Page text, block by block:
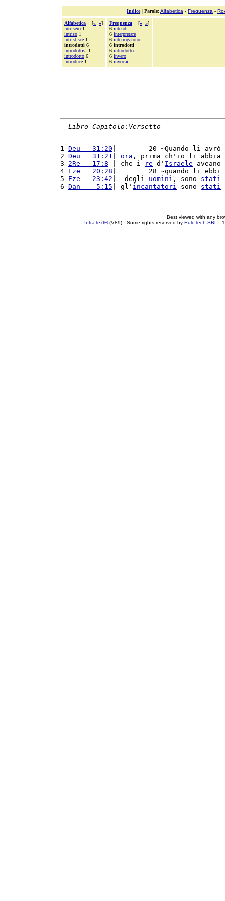
Indice| Parole: Alfabetica - Frequenza -
Alfabetica [« »]
intrisero 1
intriso 1
intristisce 1
introdotti 6
introdottisi 1
introdotto 6
introduce 1
Frequenza [« »]
6 intendi
6 interpretare
6 interrogarono
6 introdotti
6 introdotto
6 invero
6 invocai
Libro Capitolo:Versetto
1 Deu   31:20 |        20 ~Quando li avrò
2 Deu   31:21 ora , prima ch'io li abbia
3 2Re   17:8 | che i re d' Israele aveano
4 Eze   20:28 |        28 ~quando li ebbi
5 Eze   23:42 |  degli uomini , sono stati
6 Dan    5:15 | gl' incantatori sono stati
Best viewed with any
IntraText®(V89) - Some rights reserved by EuloTech SRL -